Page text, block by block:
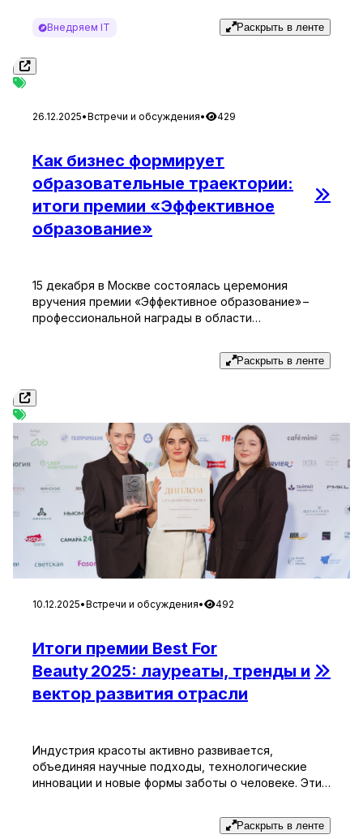
возможность в реальном времени задавать
вопросы эксперту. Приглашенным спикером стала
наставник по маркетингу.​ В рамках мастермайнда
Внедряем IT Раскрыть в ленте
26.12.2025•Встречи и обсуждения• 429
Как бизнес формирует
образовательные траектории:
итоги премии «Эффективное
образование»
15 декабря в Москве состоялась церемония
вручения премии «Эффективное образование» –
профессиональной награды в области
образовательных практик. В условиях
трансформации рынка труда, изменения
образовательных команд, формирующих новые
подходы к развитию человеческого капитала.
Сегодня корпоративное обучение все чаще […]
Раскрыть в ленте
10.12.2025•Встречи и обсуждения• 492
Итоги премии Best For
Beauty 2025: лауреаты, тренды и
вектор развития отрасли
Индустрия красоты активно развивается,
объединяя научные подходы, технологические
инновации и новые формы заботы о человеке. Эти
которая ежегодно отмечает компании, создающие
современные решения в сфере косметологии,
Раскрыть в ленте